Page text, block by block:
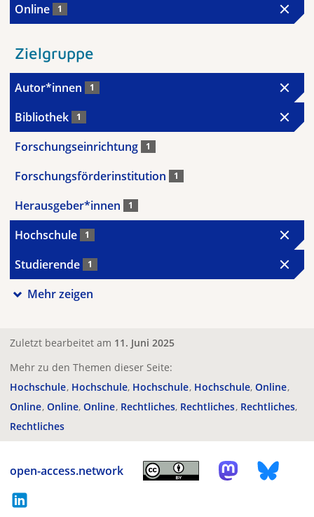
Online 1
Zielgruppe
Autor*innen 1
Bibliothek 1
Forschungseinrichtung 1
Forschungsförderinstitution 1
Herausgeber*innen 1
Hochschule 1
Studierende 1
Mehr zeigen
Zuletzt bearbeitet am 11. Juni 2025
Mehr zu den Themen dieser Seite:
Hochschule Hochschule Hochschule Hochschule Online
Online Online Online Rechtliches Rechtliches Rechtliches
Rechtliches
open-access.network